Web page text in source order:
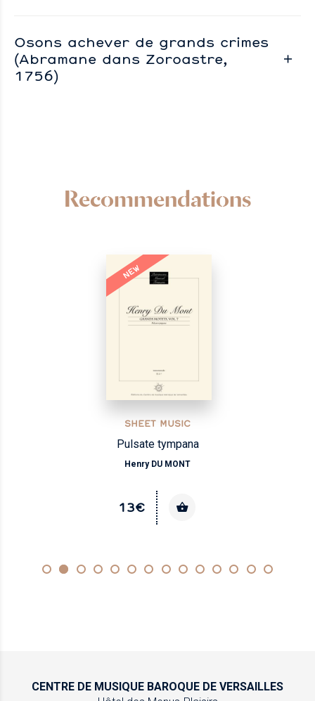
Osons achever de grands crimes
(Abramane dans Zoroastre,
1756)
Recommendations
NEW
SHEET MUSIC
Pulsate tympana
Henry DU MONT
13€
CENTRE DE MUSIQUE BAROQUE DE VERSAILLES